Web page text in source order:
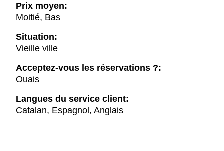
Prix moyen:
Moitié, Bas
Situation:
Vieille ville
Acceptez-vous les réservations ?:
Ouais
Langues du service client:
Catalan, Espagnol, Anglais